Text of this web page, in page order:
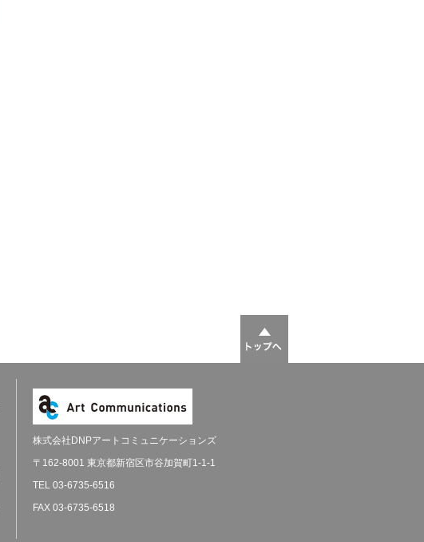
株式会社DNPアートコミュニケーションズ
〒162-8001 東京都新宿区市谷加賀町1-1-1
TEL 03-6735-6516
FAX 03-6735-6518